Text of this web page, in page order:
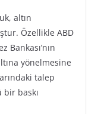
altın
Özellikle ABD
Bankası’nın
yönelmesine
talep
bir baskı